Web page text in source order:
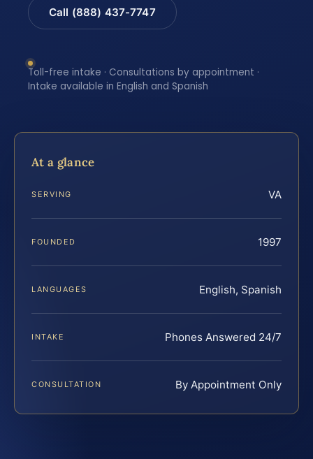
Call (888) 437-7747
Toll-free intake · Consultations by appointment ·
Intake available in English and Spanish
At a glance
SERVING VA
FOUNDED 1997
LANGUAGES English, Spanish
INTAKE Phones Answered 24/7
CONSULTATION By Appointment Only